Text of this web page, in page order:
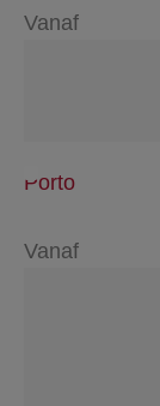
Vanaf
Porto
Vanaf